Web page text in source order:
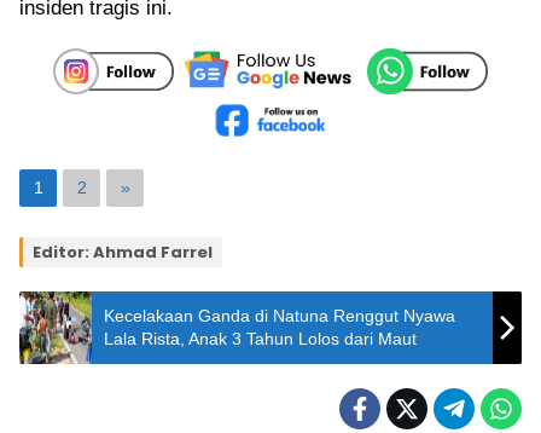
insiden tragis ini.
1 2 »
Editor: Ahmad Farrel
Kecelakaan Ganda di Natuna Renggut Nyawa
Lala Rista, Anak 3 Tahun Lolos dari Maut